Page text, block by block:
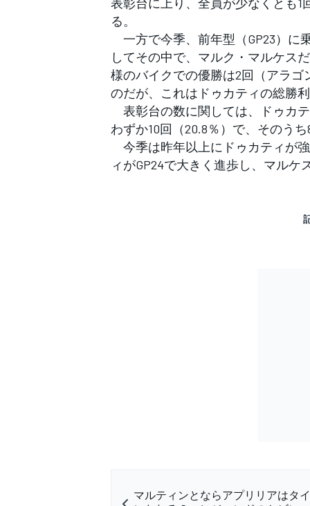
る。
一方で今季、前年型（GP23）に
してその中で、マルク・マルケス
様のバイクでの優勝は2回（アラ
のだが、これはドゥカティの総勝
表彰台の数に関しては、ドゥカ
わずか10回（20.8％）で、そのう
今季は昨年以上にドゥカティが
ィがGP24で大きく進歩し、マル
マルティンとならアプリリアはタ